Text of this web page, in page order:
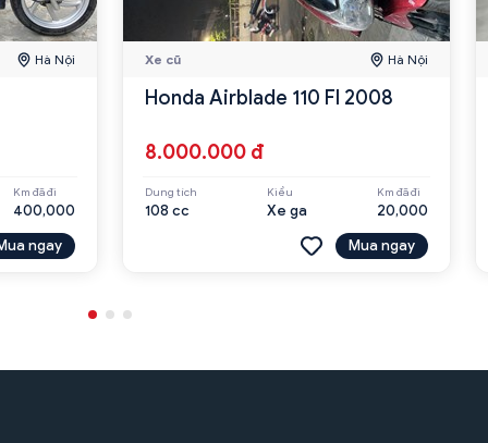
Hà Nội
Km đã đi
400,000
ngay
Xe cũ Hà Nội
Honda Airblade 110 FI 2008
8.000.000 đ
Dung tích
108 cc
Kiểu
Xe ga
Km đã đi
20,000
Mua ngay